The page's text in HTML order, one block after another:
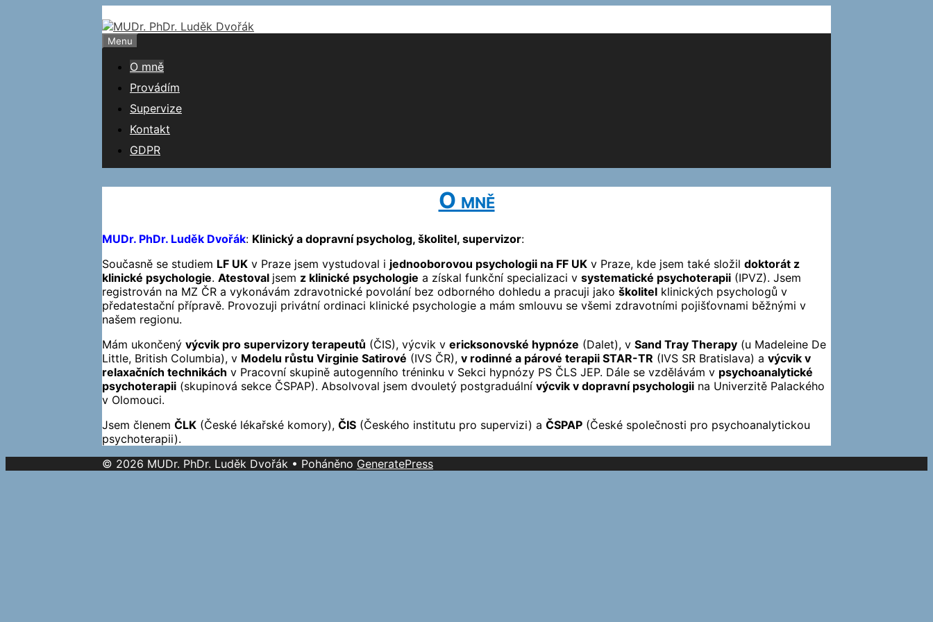
Menu
O mně
Provádím
Supervize
Kontakt
GDPR
O mně
MUDr. PhDr. Luděk Dvořák: Klinický a dopravní psycholog, školitel, supervizor:
Současně se studiem LF UK v Praze jsem vystudoval i jednooborovou psychologii na FF UK v Praze, kde jsem také složil doktorát z
klinické psychologie. Atestoval jsem z klinické psychologie a získal funkční specializaci v systematické psychoterapii (IPVZ). Jsem
registrován na MZ ČR a vykonávám zdravotnické povolání bez odborného dohledu a pracuji jako školitel klinických psychologů v
předatestační přípravě. Provozuji privátní ordinaci klinické psychologie a mám smlouvu se všemi zdravotními pojišťovnami běžnými v
našem regionu.
Mám ukončený výcvik pro supervizory terapeutů (ČIS), výcvik v ericksonovské hypnóze (Dalet), v Sand Tray Therapy (u Madeleine De
Little, British Columbia), v Modelu růstu Virginie Satirové (IVS ČR), v rodinné a párové terapii STAR-TR (IVS SR Bratislava) a výcvik v
relaxačních technikách v Pracovní skupině autogenního tréninku v Sekci hypnózy PS ČLS JEP. Dále se vzdělávám v psychoanalytické
psychoterapii (skupinová sekce ČSPAP). Absolvoval jsem dvouletý postgraduální výcvik v dopravní psychologii na Univerzitě Palackého
v Olomouci.
Jsem členem ČLK (České lékařské komory), ČIS (Českého institutu pro supervizi) a ČSPAP (České společnosti pro psychoanalytickou
psychoterapii).
© 2026 MUDr. PhDr. Luděk Dvořák • Poháněno GeneratePress